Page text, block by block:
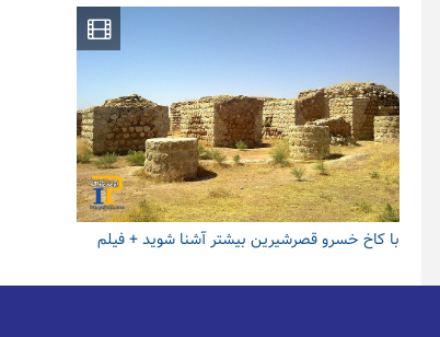
با کاخ خسرو قصرشیرین بیشتر آشنا شوید + فیلم